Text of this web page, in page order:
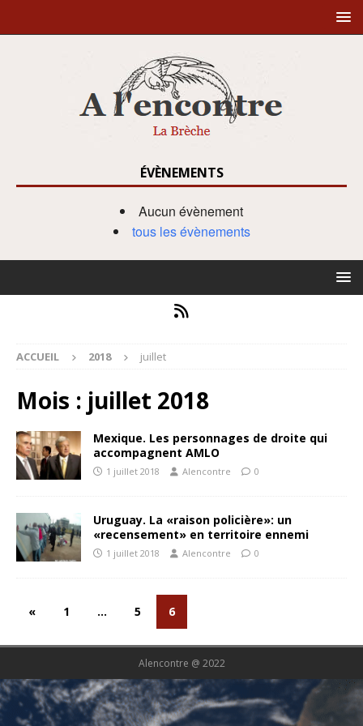
ÉVÈNEMENTS
Aucun évènement
tous les évènements
ACCUEIL 2018 juillet
Mois : juillet 2018
Mexique. Les personnages de droite qui
accompagnent AMLO
1 juillet 2018 Alencontre 0
Uruguay. La «raison policière»: un
«recensement» en territoire ennemi
1 juillet 2018 Alencontre 0
« 1 … 5 6
Alencontre @ 2022